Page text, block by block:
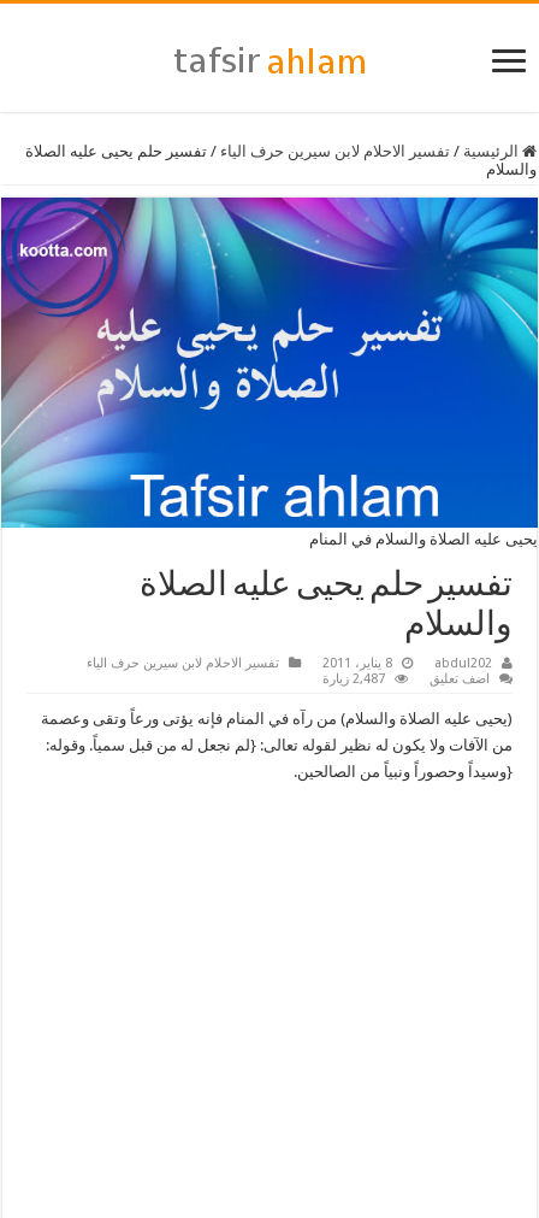
الرئيسية / تفسير الاحلام لابن سيرين حرف الياء / تفسير حلم يحيى عليه الصلاة
والسلام
يحيى عليه الصلاة والسلام في المنام
تفسير حلم يحيى عليه الصلاة
والسلام
abdul202 8 يناير، 2011
تفسير الاحلام لابن سيرين حرف الياء
اضف تعليق
2,487 زيارة
(يحيى عليه الصلاة والسلام) من رآه في المنام فإنه يؤتى ورعاً وتقى وعصمة
من الآفات ولا يكون له نظير لقوله تعالى: {لم نجعل له من قبل سمياً. وقوله:
{وسيداً وحصوراً ونبياً من الصالحين.